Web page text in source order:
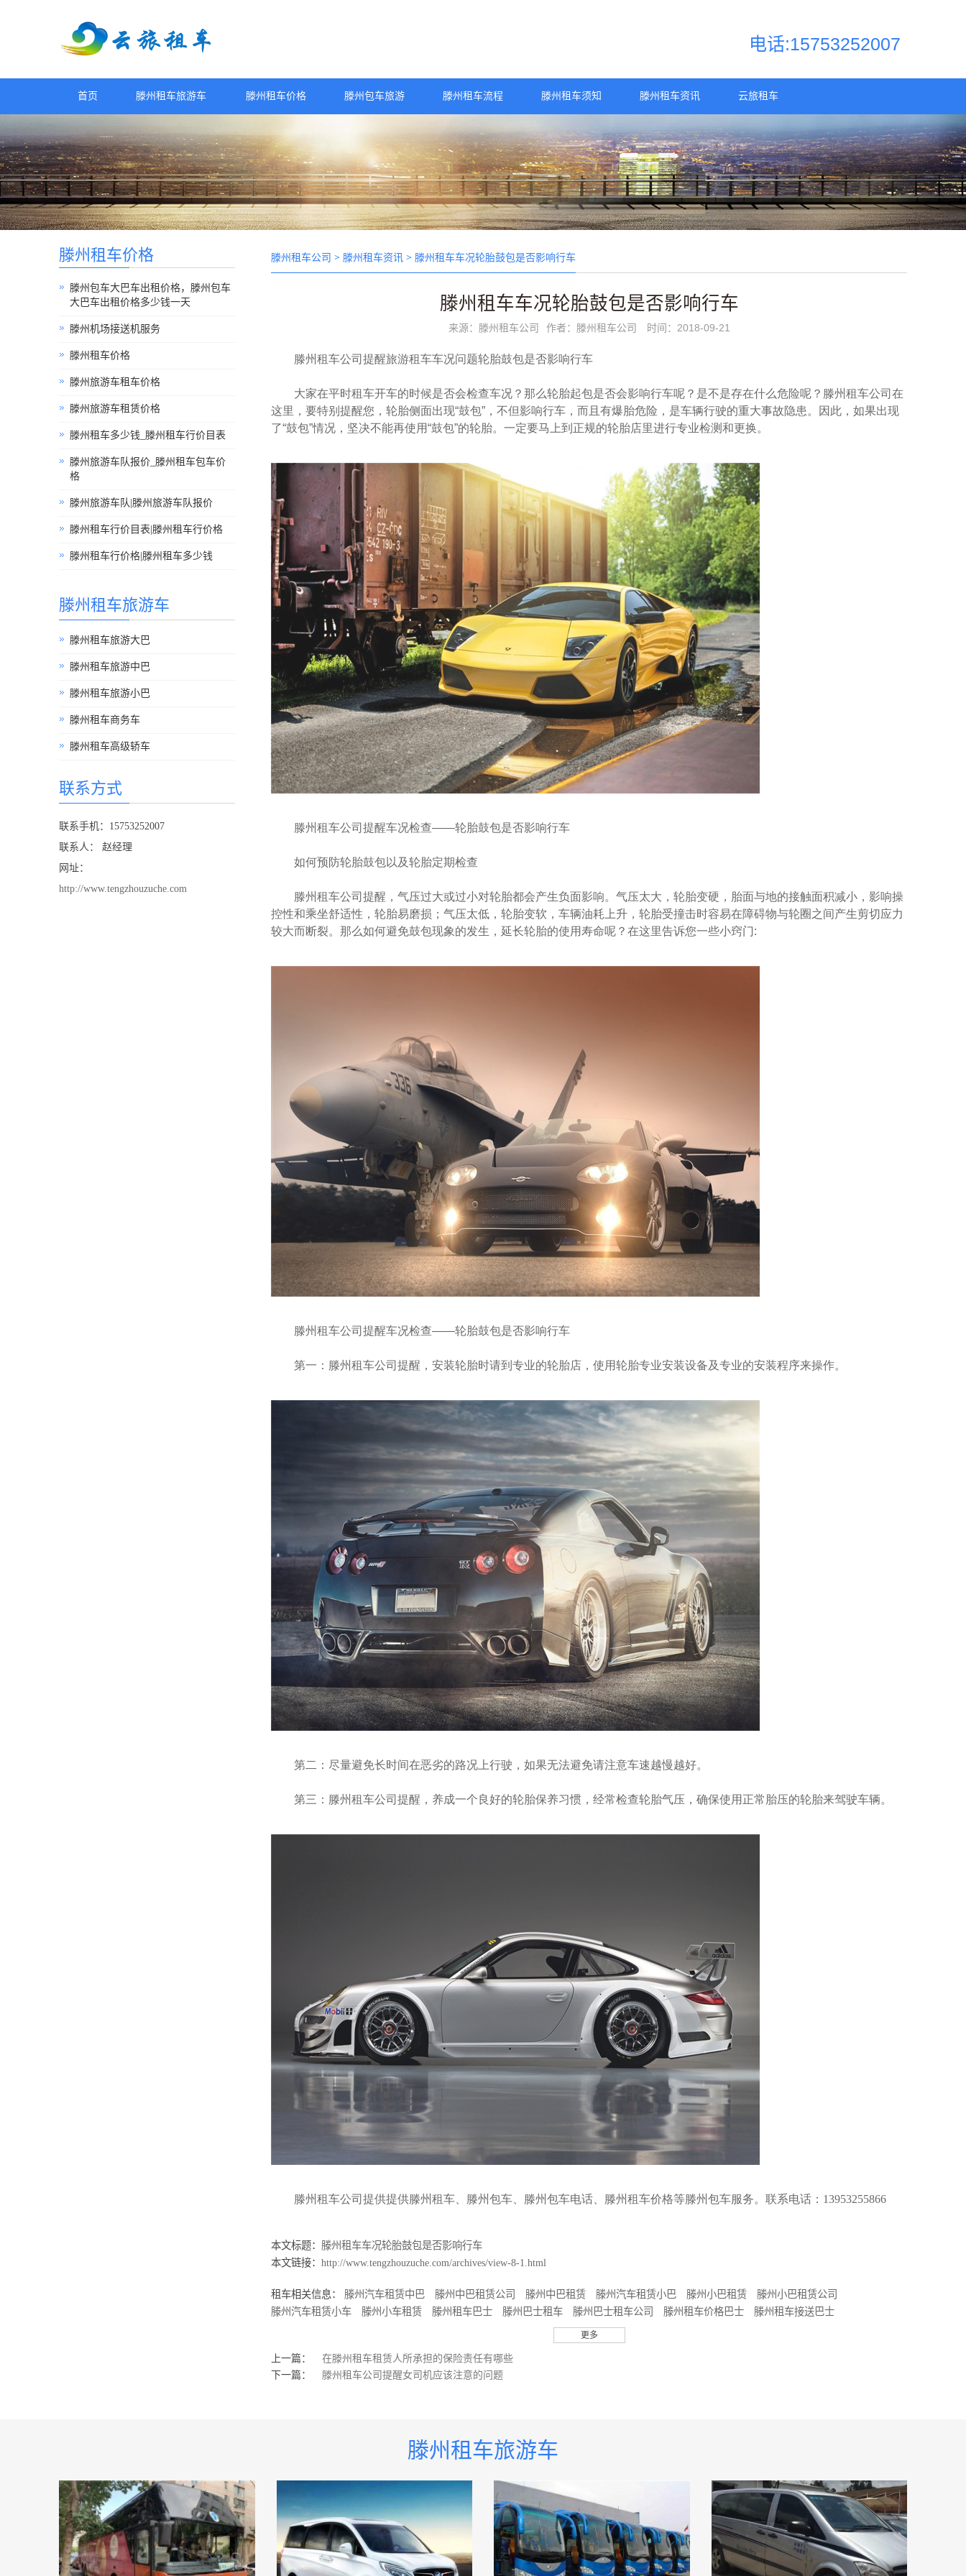
电话:15753252007
首页 滕州租车旅游车 滕州租车价格 滕州包车旅游 滕州租车流程 滕州租车须知 滕州租车资讯 云旅租车
滕州租车价格
滕州包车大巴车出租价格，滕州包车
大巴车出租价格多少钱一天
滕州机场接送机服务
滕州租车价格
滕州旅游车租车价格
滕州旅游车租赁价格
滕州租车多少钱_滕州租车行价目表
滕州旅游车队报价_滕州租车包车价
格
滕州旅游车队|滕州旅游车队报价
滕州租车行价目表|滕州租车行价格
滕州租车行价格|滕州租车多少钱
滕州租车旅游车
滕州租车旅游大巴
滕州租车旅游中巴
滕州租车旅游小巴
滕州租车商务车
滕州租车高级轿车
联系方式
联系手机：15753252007
联系人： 赵经理
网址：
http://www.tengzhouzuche.com
滕州租车公司 > 滕州租车资讯 > 滕州租车车况轮胎鼓包是否影响行车
滕州租车车况轮胎鼓包是否影响行车
来源：滕州租车公司 作者：滕州租车公司 时间：2018-09-21
滕州租车公司 提醒旅游租车车况问题轮胎鼓包是否影响行车
大家在平时租车开车的时候是否会检查车况？那么轮胎起包是否会影响行车呢？是不是存在什么危险呢？ 滕州租车公司在
这里，要特别提醒您，轮胎侧面出现“鼓包”，不但影响行车，而且有爆胎危险，是车辆行驶的重大事故隐患。因此，如果出现
了“鼓包”情况，坚决不能再使用“鼓包”的轮胎。一定要马上到正规的轮胎店里进行专业检测和更换。
滕州租车公司提醒车况检查——轮胎鼓包是否影响行车
如何预防轮胎鼓包以及轮胎定期检查
滕州租车公司提醒，气压过大或过小对轮胎都会产生负面影响。气压太大，轮胎变硬，胎面与地的接触面积减小，影响操
控性和乘坐舒适性，轮胎易磨损；气压太低，轮胎变软，车辆油耗上升，轮胎受撞击时容易在障碍物与轮圈之间产生剪切应力
较大而断裂。那么如何避免鼓包现象的发生，延长轮胎的使用寿命呢？在这里告诉您一些小窍门:
滕州租车公司提醒车况检查——轮胎鼓包是否影响行车
第一：滕州租车公司提醒，安装轮胎时请到专业的轮胎店，使用轮胎专业安装设备及专业的安装程序来操作。
第二：尽量避免长时间在恶劣的路况上行驶，如果无法避免请注意车速越慢越好。
第三：滕州租车公司提醒，养成一个良好的轮胎保养习惯，经常检查轮胎气压，确保使用正常胎压的轮胎来驾驶车辆。
滕州租车公司提供提供滕州租车、 滕州包车 滕州包车电话 滕州租车价格等滕州包车服务。联系电话： 13953255866
本文标题：
滕州租车车况轮胎鼓包是否影响行车
本文链接： http://www.tengzhouzuche.com/archives/view-8-1.html
租车相关信息： 滕州汽车租赁中巴 滕州中巴租赁公司 滕州中巴租赁 滕州汽车租赁小巴 滕州小巴租赁
滕州小巴租赁公司
滕州汽车租赁小车
滕州小车租赁 滕州租车巴士 滕州巴士租车 滕州巴士租车公司 滕州租车价格巴士
滕州租车接送巴士
滕州小巴士租车 滕州小巴士租车公司
滕州客车汽车公司
滕州租车接送中巴
滕州租车大巴 滕州大巴租车 滕州大巴租车公司
滕州大巴汽车公司
滕州小车租车公司 滕州租车价格小车
滕州旅游小巴 滕州旅游客车小巴 滕州旅游小巴车队
滕州旅游租车
滕州旅游巴士 滕州旅游客车巴士 滕州旅游巴士车队 滕州旅游租车服务
滕州旅游巴士出租
滕州旅游用车巴士
滕州旅游巴士车车队 滕州旅游租车价格表 滕州旅游用车 滕州旅游客运公司
滕州旅游汽车服务公司
滕州旅游汽车服务有限公司
滕州旅游客运公司有哪些 滕州旅游小巴士 滕州旅游客车小巴士 滕州旅游小巴士车队
滕州旅游小巴士租赁
滕州旅游小巴士出租
滕州旅游用车小巴士 滕州旅游小巴士车车队 滕州旅游中巴 滕州旅游客车中巴
滕州旅游大巴出租
滕州旅游用车大巴
滕州旅游中巴车队 滕州旅游中巴租赁 滕州旅游中巴出租 滕州旅游用车中巴 滕州旅游中巴车车队
滕州旅游大巴
滕州旅游客车大巴
滕州旅游大巴车队 滕州旅游大巴租赁 滕州旅游小车 滕州旅游小车小车 滕州旅游小车车队 滕州旅游小车租赁
更多
上一篇： 在滕州租车租赁人所承担的保险责任有哪些
下一篇： 滕州租车公司提醒女司机应该注意的问题
滕州租车旅游车